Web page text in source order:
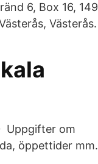
6, Box 16, 149
Västerås.
Uppgifter om
öppettider mm.